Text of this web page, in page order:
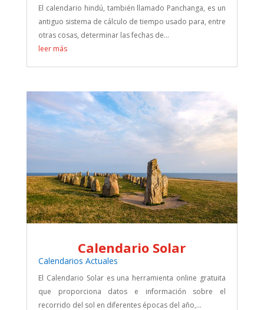
El calendario hindú, también llamado Panchanga, es un
antiguo sistema de cálculo de tiempo usado para, entre
otras cosas, determinar las fechas de...
leer más
Calendario Solar
Calendarios Actuales
El Calendario Solar es una herramienta online gratuita
que proporciona datos e información sobre el
recorrido del sol en diferentes épocas del año,...